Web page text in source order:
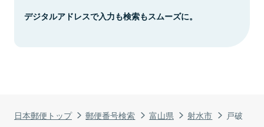
日本郵便トップ 郵便番号検索 富山県 射水市 戸破
デジタルアドレスで入力も検索もスムーズに。